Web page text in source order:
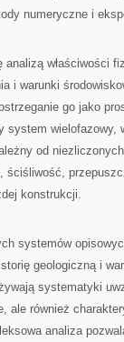
numeryczne i
analizą właściwości
i warunki
go jako
wielofazowy,
od
ściśliwość,
konstrukcji.
systemów
geologiczną i
systematyki
ale również
analiza